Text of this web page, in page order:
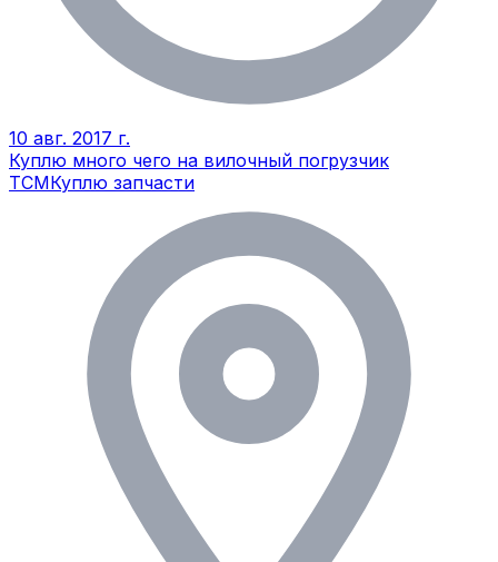
10 авг. 2017 г.
Куплю много чего на вилочный погрузчик
TCMКуплю запчасти